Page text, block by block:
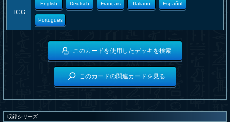
TCG
English Deutsch Français Italiano Español
Portugues
このカードを使用したデッキを検索
このカードの関連カードを見る
収録シリーズ